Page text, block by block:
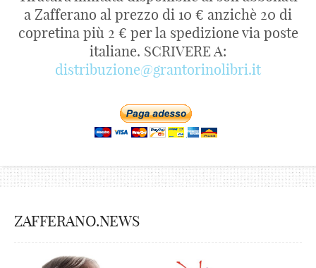
a Zafferano al prezzo di 10 € anzichè 20 di
copretina più 2 € per la spedizione via poste
italiane. SCRIVERE A:
distribuzione@grantorinolibri.it
ZAFFERANO.NEWS